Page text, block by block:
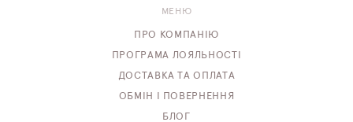
МЕНЮ
ПРО КОМПАНІЮ
ПРОГРАМА ЛОЯЛЬНОСТІ
ДОСТАВКА ТА ОПЛАТА
ОБМІН І ПОВЕРНЕННЯ
БЛОГ